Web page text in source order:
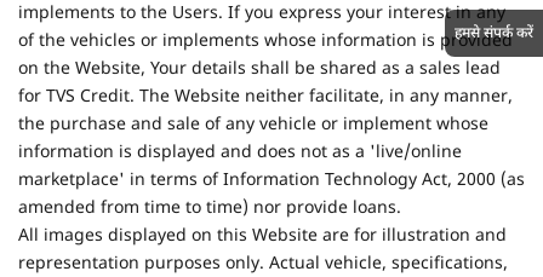
implements to the Users. If you express your interest in any
of the vehicles or implements whose information is provided
on the Website, Your details shall be shared as a sales lead
for TVS Credit. The Website neither facilitate, in any manner,
the purchase and sale of any vehicle or implement whose
information is displayed and does not as a 'live/online
marketplace' in terms of Information Technology Act, 2000 (as
amended from time to time) nor provide loans.
All images displayed on this Website are for illustration and
representation purposes only. Actual vehicle, specifications,
हमसे संपर्क करें